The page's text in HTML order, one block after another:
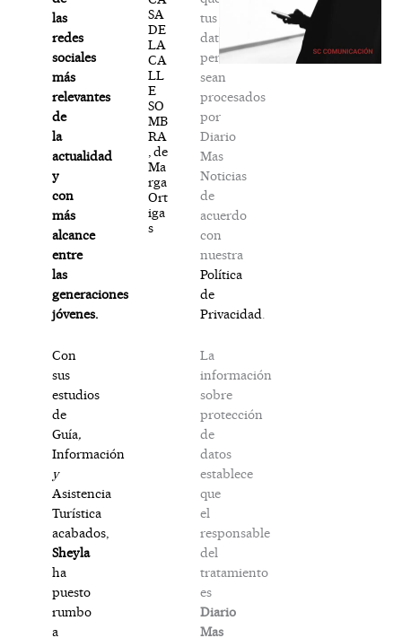
las
redes
sociales
más
relevantes
de
la
actualidad
y
con
más
alcance
entre
las
generaciones
jóvenes.
Con
sus
estudios
de
Guía,
Información
y
Asistencia
Turística
acabados,
Sheyla
ha
puesto
rumbo
a
SA
DE
LA
CA
LL
E
SO
MB
RA
, de
Ma
rga
Ort
iga
s
tus
datos
personales
sean
procesados
por
Diario
Mas
Noticias
de
acuerdo
con
nuestra
Política
de
Privacidad
La
información
sobre
protección
de
datos
establece
que
el
responsable
del
tratamiento
es
Diario
Mas